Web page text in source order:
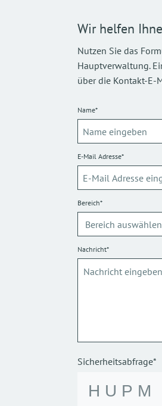
Wir helfen
Nutzen Sie das
Hauptverwaltung.
über die Kontakt-E-
Name*
E-Mail Adresse*
Bereich*
Nachricht*
Sicherheitsabfrage*